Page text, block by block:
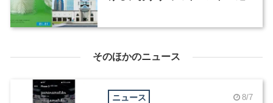
そのほかのニュース
ニュース 8/7